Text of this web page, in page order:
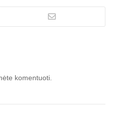
komentuoti.